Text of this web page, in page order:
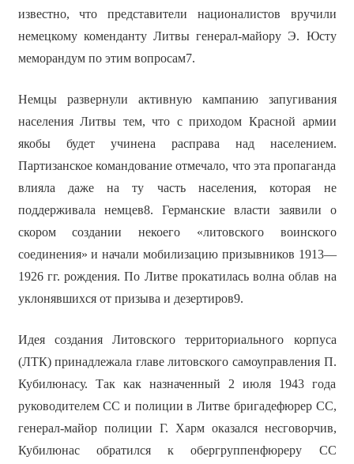
известно, что представители националистов вручили
немецкому коменданту Литвы генерал-майору Э. Юсту
меморандум по этим вопросам7.
Немцы развернули активную кампанию запугивания
населения Литвы тем, что с приходом Красной армии
якобы будет учинена расправа над населением.
Партизанское командование отмечало, что эта пропаганда
влияла даже на ту часть населения, которая не
поддерживала немцев8. Германские власти заявили о
скором создании некоего «литовского воинского
соединения» и начали мобилизацию призывников 1913—
1926 гг. рождения. По Литве прокатилась волна облав на
уклонявшихся от призыва и дезертиров9.
Идея создания Литовского территориального корпуса
(ЛТК) принадлежала главе литовского самоуправления П.
Кубилюнасу. Так как назначенный 2 июля 1943 года
руководителем СС и полиции в Литве бригадефюрер СС,
генерал-майор полиции Г. Харм оказался несговорчив,
Кубилюнас обратился к обергруппенфюреру СС